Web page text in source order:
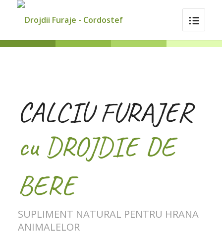
CALCIU FURAJER
cu DROJDIE DE
BERE
SUPLIMENT NATURAL PENTRU HRANA
ANIMALELOR